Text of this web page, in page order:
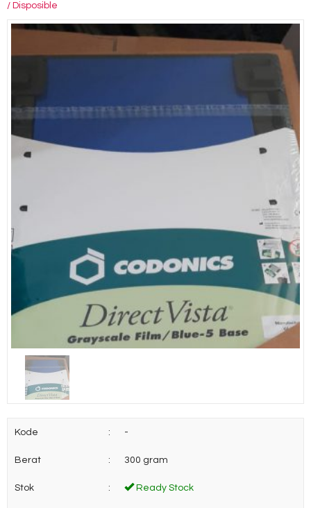
/ Disposible
Kode : -
Berat : 300 gram
Stok : Ready Stock